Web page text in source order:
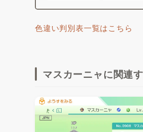
色違い判別表一覧はこちら
マスカーニャに関連